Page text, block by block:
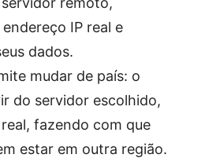
IP real e
dados.
mudar de país: o
do servidor escolhido,
fazendo com que
estar em outra região.